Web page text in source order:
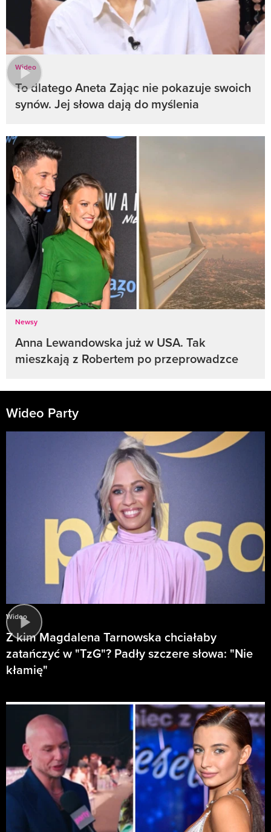
Wideo
To dlatego Aneta Zając nie pokazuje swoich
synów. Jej słowa dają do myślenia
Newsy
Anna Lewandowska już w USA. Tak
mieszkają z Robertem po przeprowadzce
Wideo Party
Wideo
Z kim Magdalena Tarnowska chciałaby
zatańczyć w "TzG"? Padły szczere słowa: "Nie
kłamię"